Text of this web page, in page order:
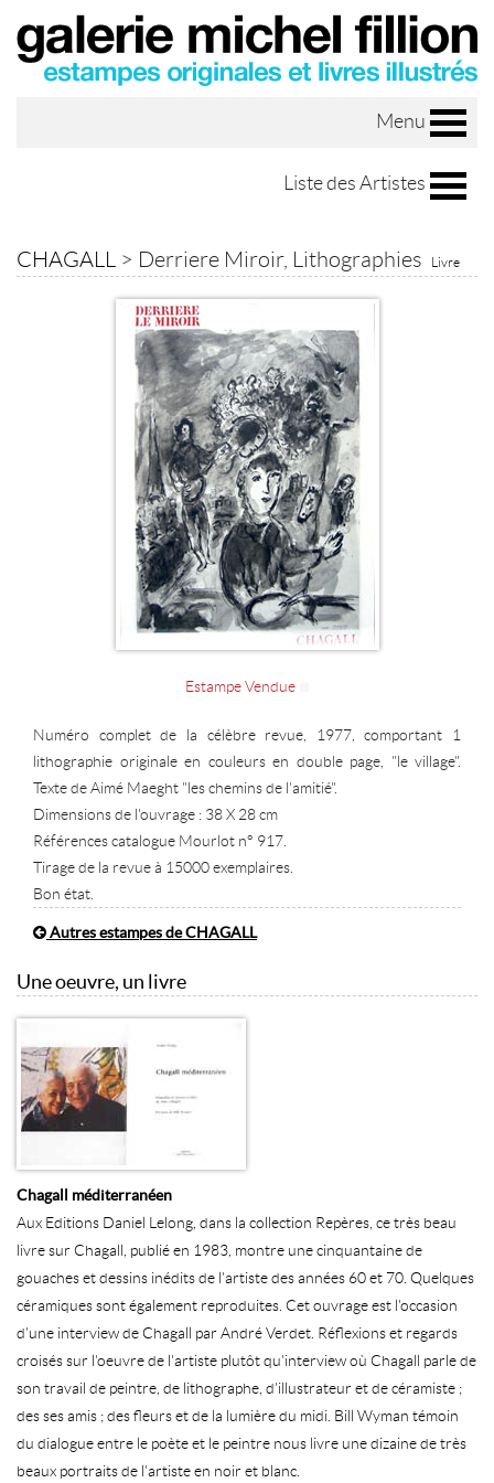
Menu
Liste des Artistes
CHAGALL > Derriere Miroir, Lithographies Livre
Estampe Vendue
Numéro complet de la célèbre revue, 1977, comportant 1
lithographie originale en couleurs en double page, "le village".
Texte de Aimé Maeght "les chemins de l'amitié".
Dimensions de l'ouvrage : 38 X 28 cm
Références catalogue Mourlot n° 917.
Tirage de la revue à 15000 exemplaires.
Bon état.
Autres estampes de CHAGALL
Une oeuvre, un livre
Chagall méditerranéen
Aux Editions Daniel Lelong, dans la collection Repères, ce très beau
livre sur Chagall, publié en 1983, montre une cinquantaine de
gouaches et dessins inédits de l'artiste des années 60 et 70. Quelques
céramiques sont également reproduites. Cet ouvrage est l'occasion
d'une interview de Chagall par André Verdet. Réflexions et regards
croisés sur l'oeuvre de l'artiste plutôt qu'interview où Chagall parle de
son travail de peintre, de lithographe, d'illustrateur et de céramiste ;
des ses amis ; des fleurs et de la lumière du midi. Bill Wyman témoin
du dialogue entre le poète et le peintre nous livre une dizaine de très
beaux portraits de l'artiste en noir et blanc.